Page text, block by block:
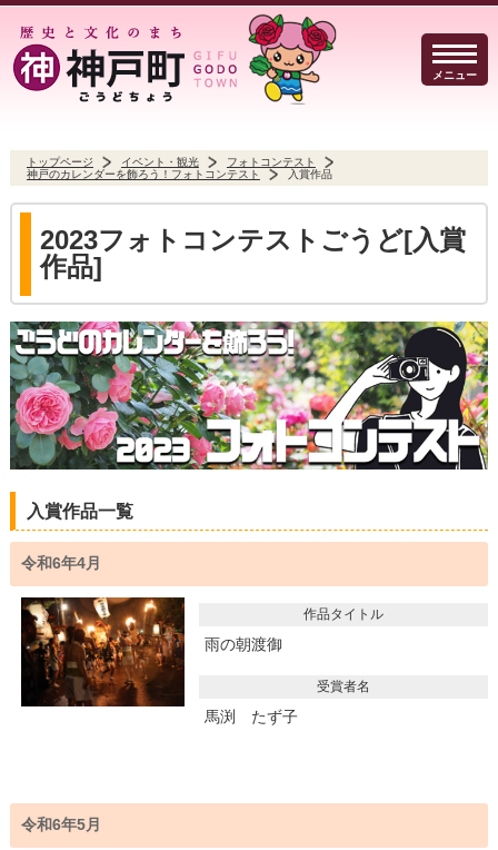
メニュー
暮らしのガイド
事業者の方へ 行政 よくある質問
Select Language ▼
読み上げる
トップページへ戻る
トップページ イベント・観光
フォトコンテスト
神戸のカレンダーを飾ろう！フォトコンテスト
入賞作品
2023フォトコンテストごうど[入賞
作品]
入賞作品一覧
令和6年4月
作品タイトル
雨の朝渡御
受賞者名
馬渕 たず子
令和6年5月